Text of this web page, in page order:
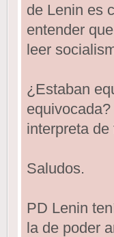
de Lenin es
entender
leer
¿Estaban
interpreta
Saludos.
PD Lenin
la de poder